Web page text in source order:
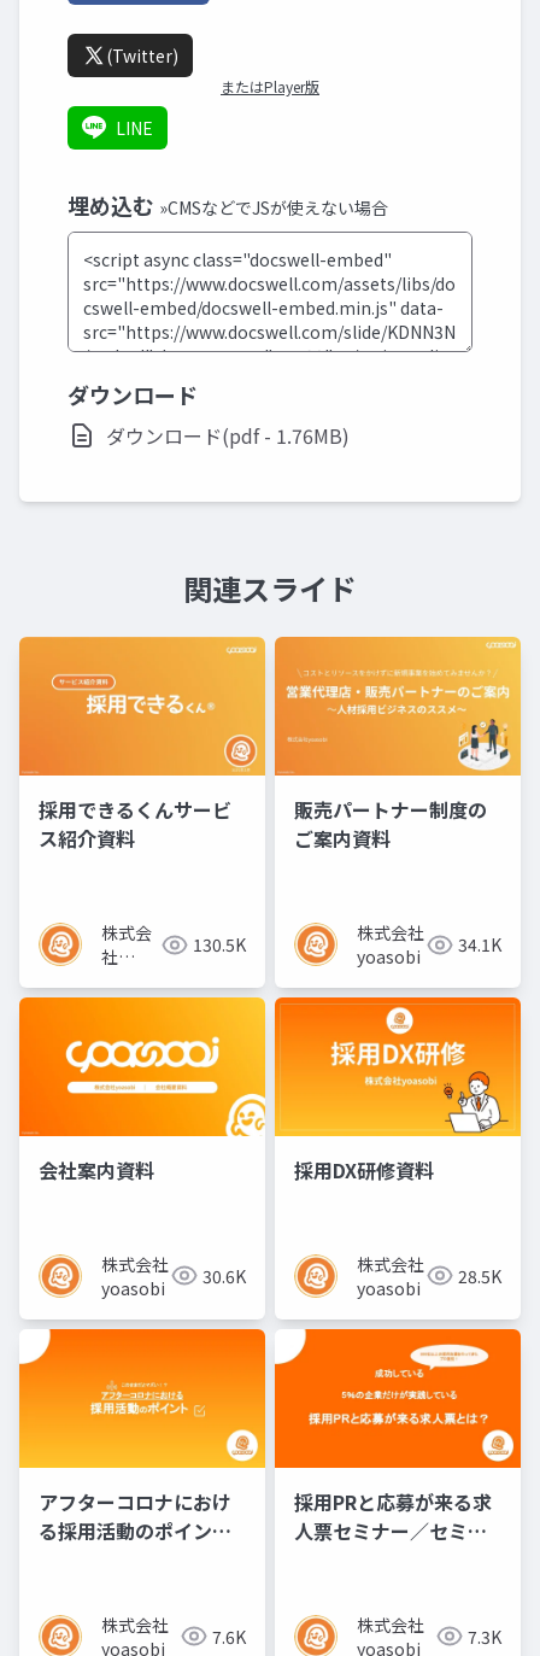
(Twitter)
またはPlayer版
LINE
埋め込む »CMSなどでJSが使えない場合
ダウンロード
ダウンロード(pdf - 1.76MB)
関連スライド
採用できるくんサービ
ス紹介資料
株式会
社
130.5K
販売パートナー制度の
ご案内資料
株式会社
yoasobi
34.1K
会社案内資料
株式会社
yoasobi
30.6K
採用DX研修資料
株式会社
yoasobi
28.5K
アフターコロナにおけ
る採用活動のポイント
株式会社
yoasobi
7.6K
採用PRと応募が来る求
人票セミナー／セミナ
株式会社
yoasobi
7.3K